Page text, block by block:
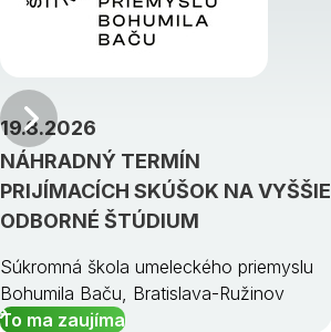
NÁHRADNÝ TERMÍN
PRIJÍMACÍCH SKÚŠOK NA VYŠŠIE
ODBORNÉ ŠTÚDIUM
19.8.2026
Súkromná škola umeleckého priemyslu
Bohumila Baču, Bratislava-Ružinov
To ma zaujíma
Predchádzajúci